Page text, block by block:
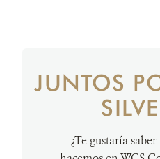
JUNTOS
¿Te gustaría